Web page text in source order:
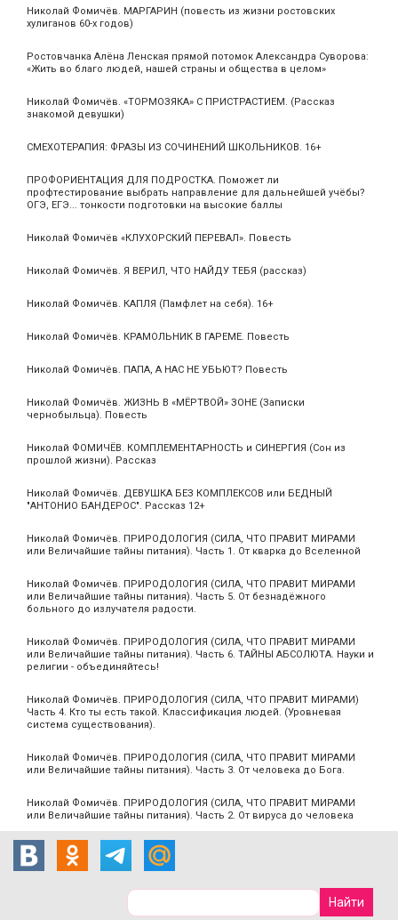
Николай Фомичёв. МАРГАРИН (повесть из жизни ростовских
хулиганов 60-х годов)
Ростовчанка Алёна Ленская прямой потомок Александра Суворова:
«Жить во благо людей, нашей страны и общества в целом»
Николай Фомичёв. «ТОРМОЗЯКА» С ПРИСТРАСТИЕМ. (Рассказ
знакомой девушки)
СМЕХОТЕРАПИЯ: ФРАЗЫ ИЗ СОЧИНЕНИЙ ШКОЛЬНИКОВ. 16+
ПРОФОРИЕНТАЦИЯ ДЛЯ ПОДРОСТКА. Поможет ли
профтестирование выбрать направление для дальнейшей учёбы?
ОГЭ, ЕГЭ... тонкости подготовки на высокие баллы
Николай Фомичёв «КЛУХОРСКИЙ ПЕРЕВАЛ». Повесть
Николай Фомичёв. Я ВЕРИЛ, ЧТО НАЙДУ ТЕБЯ (рассказ)
Николай Фомичёв. КАПЛЯ (Памфлет на себя). 16+
Николай Фомичёв. КРАМОЛЬНИК В ГАРЕМЕ. Повесть
Николай Фомичёв. ПАПА, А НАС НЕ УБЬЮТ? Повесть
Николай Фомичёв. ЖИЗНЬ В «МЁРТВОЙ» ЗОНЕ (Записки
чернобыльца). Повесть
Николай ФОМИЧЁВ. КОМПЛЕМЕНТАРНОСТЬ и СИНЕРГИЯ (Сон из
прошлой жизни). Рассказ
Николай Фомичёв. ДЕВУШКА БЕЗ КОМПЛЕКСОВ или БЕДНЫЙ
"АНТОНИО БАНДЕРОС". Рассказ 12+
Николай Фомичёв. ПРИРОДОЛОГИЯ (СИЛА, ЧТО ПРАВИТ МИРАМИ
или Величайшие тайны питания). Часть 1. От кварка до Вселенной
Николай Фомичёв. ПРИРОДОЛОГИЯ (СИЛА, ЧТО ПРАВИТ МИРАМИ
или Величайшие тайны питания). Часть 5. От безнадёжного
больного до излучателя радости.
Николай Фомичёв. ПРИРОДОЛОГИЯ (СИЛА, ЧТО ПРАВИТ МИРАМИ
или Величайшие тайны питания). Часть 6. ТАЙНЫ АБСОЛЮТА. Науки и
религии - объединяйтесь!
Николай Фомичёв. ПРИРОДОЛОГИЯ (СИЛА, ЧТО ПРАВИТ МИРАМИ)
Часть 4. Кто ты есть такой. Классификация людей. (Уровневая
система существования).
Николай Фомичёв. ПРИРОДОЛОГИЯ (СИЛА, ЧТО ПРАВИТ МИРАМИ
или Величайшие тайны питания). Часть 3. От человека до Бога.
Николай Фомичёв. ПРИРОДОЛОГИЯ (СИЛА, ЧТО ПРАВИТ МИРАМИ
или Величайшие тайны питания). Часть 2. От вируса до человека